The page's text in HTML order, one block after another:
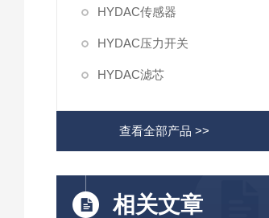
HYDAC传感器
HYDAC压力开关
HYDAC滤芯
查看全部产品 >>
相关文章